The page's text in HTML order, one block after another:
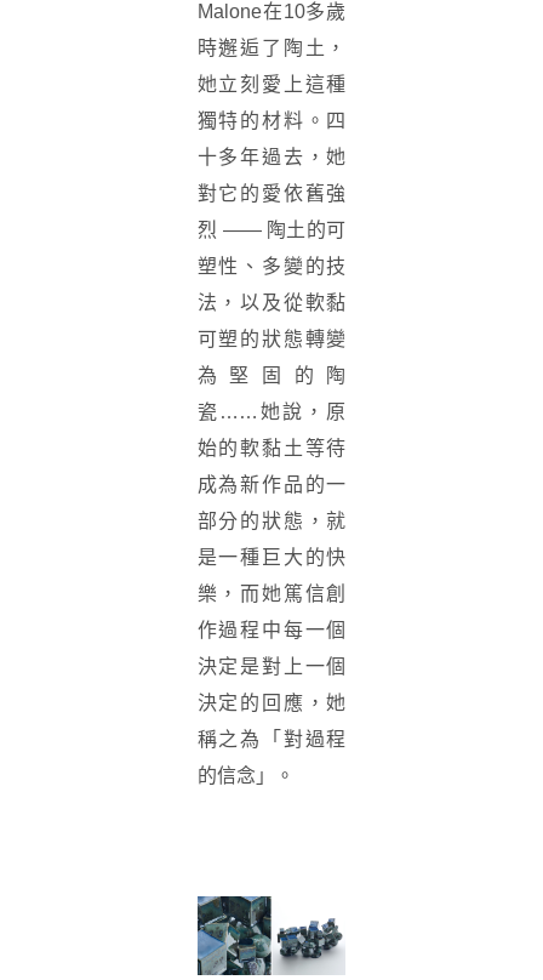
Malone在10多歲
時邂逅了陶土，
她立刻愛上這種
獨特的材料。四
十多年過去，她
對它的愛依舊強
烈 —— 陶土的可
塑性、多變的技
法，以及從軟黏
可塑的狀態轉變
為堅固的陶
瓷……她說，原
始的軟黏土等待
成為新作品的一
部分的狀態，就
是一種巨大的快
樂，而她篤信創
作過程中每一個
決定是對上一個
決定的回應，她
稱之為「對過程
的信念」。